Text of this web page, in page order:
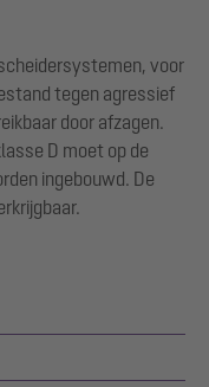
voor
tegen agressief
door afzagen.
D moet op de
ingebouwd. De